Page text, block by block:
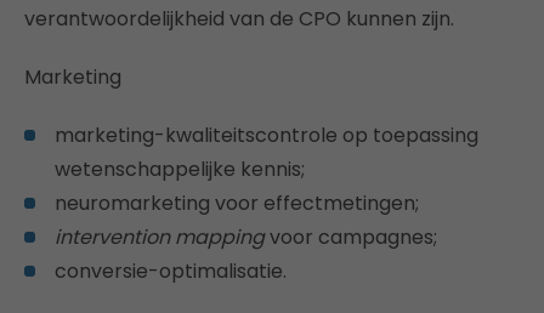
verantwoordelijkheid van de CPO kunnen zijn.
Marketing
marketing-kwaliteitscontrole op toepassing
wetenschappelijke kennis;
neuromarketing voor effectmetingen;
intervention mappingvoor campagnes;
conversie-optimalisatie.